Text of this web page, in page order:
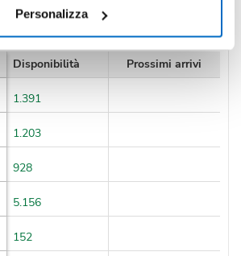
Personalizza
Disponibilità
Prossimi arrivi
1.391
1.203
928
5.156
152